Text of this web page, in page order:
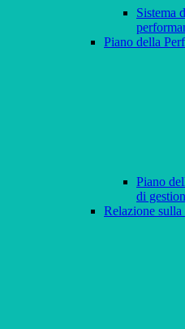
Sistema
Piano della
Piano
di
Relazione sulla